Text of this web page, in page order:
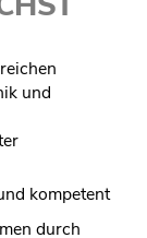
und
kompetent
durch